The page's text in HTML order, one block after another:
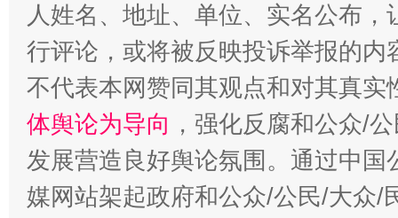
站台名比不上好声名
人姓名、地址、单位、实名公布
行评论，或将被反映投诉举报的
不代表本网赞同其观点和对其真实
体舆论为导向 ，强化反腐和公众/
发展营造良好舆论氛围。通过中
媒网站架起政府和公众/公民/大众/